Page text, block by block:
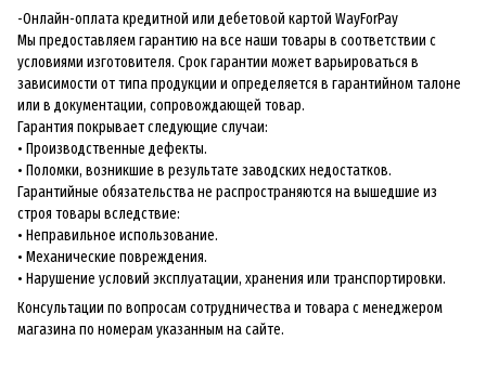
-Онлайн-оплата кредитной или дебетовой картой WayForPay
Мы предоставляем гарантию на все наши товары в соответствии с
условиями изготовителя. Срок гарантии может варьироваться в
зависимости от типа продукции и определяется в гарантийном талоне
или в документации, сопровождающей товар.
Гарантия покрывает следующие случаи:
• Производственные дефекты.
• Поломки, возникшие в результате заводских недостатков.
Гарантийные обязательства не распространяются на вышедшие из
строя товары вследствие:
• Неправильное использование.
• Механические повреждения.
• Нарушение условий эксплуатации, хранения или транспортировки.
Консультации по вопросам сотрудничества и товара с менеджером
магазина по номерам указанным на сайте.